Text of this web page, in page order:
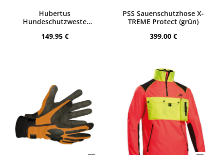
Hubertus
Hundeschutzweste
Regulärer Preis:
149,95 €
PSS Sauenschutzhose X-
TREME Protect (grün)
Regulärer Preis:
399,00 €